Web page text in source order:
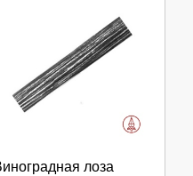
лоза
Выберите количество: